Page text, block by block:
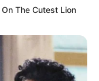
The Cutest Lion